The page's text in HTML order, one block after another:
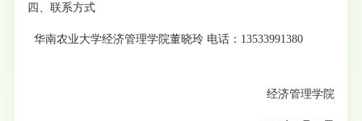
四、联系方式
华南农业大学经济管理学院董晓玲 电话：13533991380
经济管理学院